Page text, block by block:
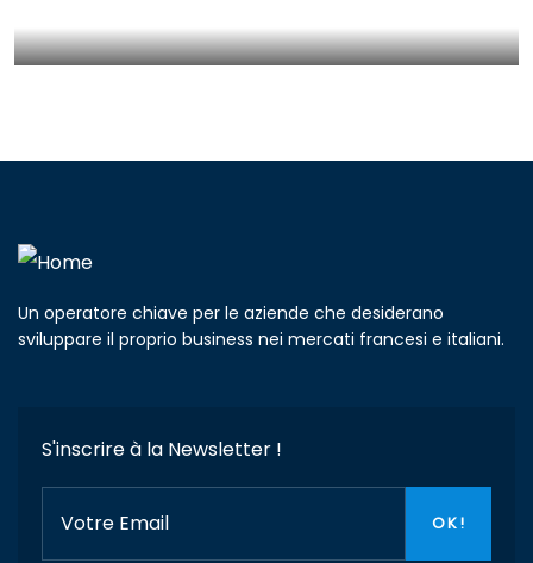
Un operatore chiave per le aziende che desiderano
sviluppare il proprio business nei mercati francesi e italiani.
S'inscrire à la Newsletter !